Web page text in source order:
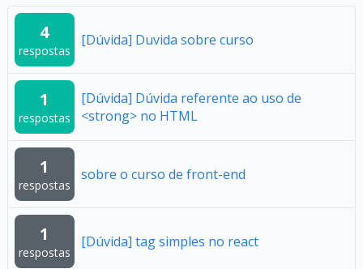
4
respostas
[Dúvida] Duvida sobre curso
1
respostas
[Dúvida] Dúvida referente ao uso de
<strong> no HTML
1
respostas
sobre o curso de front-end
1
respostas
[Dúvida] tag simples no react